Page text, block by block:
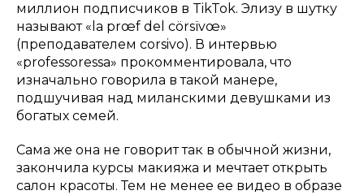
миллион подписчиков в TikTok. Элизу в шутку
называют «la prœf del cörsïvœ»
(преподавателем corsivo). В интервью
«professoressa» прокомментировала, что
изначально говорила в такой манере,
подшучивая над миланскими девушками из
богатых семей.
Сама же она не говорит так в обычной жизни,
закончила курсы макияжа и мечтает открыть
салон красоты. Тем не менее ее видео в образе